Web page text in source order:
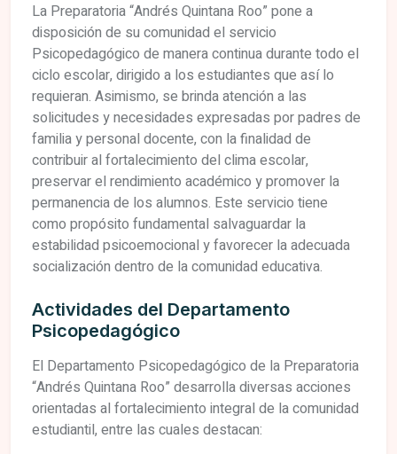
La Preparatoria “Andrés Quintana Roo” pone a
disposición de su comunidad el servicio
Psicopedagógico de manera continua durante todo el
ciclo escolar, dirigido a los estudiantes que así lo
requieran. Asimismo, se brinda atención a las
solicitudes y necesidades expresadas por padres de
familia y personal docente, con la finalidad de
contribuir al fortalecimiento del clima escolar,
preservar el rendimiento académico y promover la
permanencia de los alumnos. Este servicio tiene
como propósito fundamental salvaguardar la
estabilidad psicoemocional y favorecer la adecuada
socialización dentro de la comunidad educativa.
Actividades del Departamento
Psicopedagógico
El Departamento Psicopedagógico de la Preparatoria
“Andrés Quintana Roo” desarrolla diversas acciones
orientadas al fortalecimiento integral de la comunidad
estudiantil, entre las cuales destacan: